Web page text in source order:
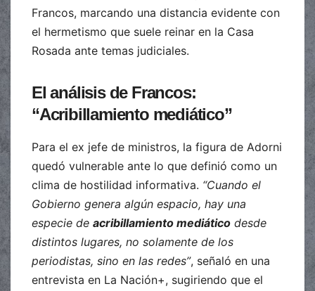
Francos, marcando una distancia evidente con
el hermetismo que suele reinar en la Casa
Rosada ante temas judiciales.
El análisis de Francos:
“Acribillamiento mediático”
Para el ex jefe de ministros, la figura de Adorni
quedó vulnerable ante lo que definió como un
clima de hostilidad informativa. “Cuando el
Gobierno genera algún espacio, hay una
especie de acribillamiento mediático desde
distintos lugares, no solamente de los
periodistas, sino en las redes”, señaló en una
entrevista en La Nación+, sugiriendo que el